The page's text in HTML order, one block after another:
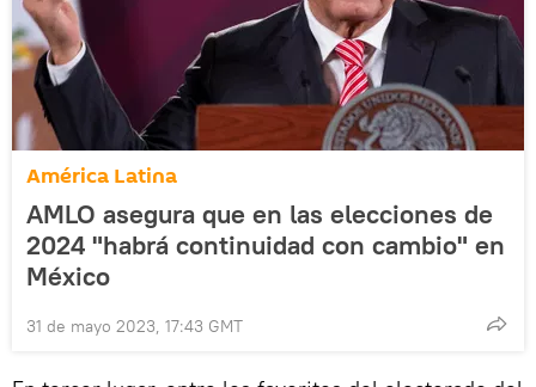
América Latina
AMLO asegura que en las elecciones de
2024 "habrá continuidad con cambio" en
México
31 de mayo 2023, 17:43 GMT